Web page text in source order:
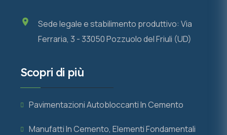
Sede legale e stabilimento produttivo: Via
Ferraria, 3 - 33050 Pozzuolo del Friuli (UD)
Scopri di più
Pavimentazioni Autobloccanti In Cemento
Manufatti In Cemento, Elementi Fondamentali